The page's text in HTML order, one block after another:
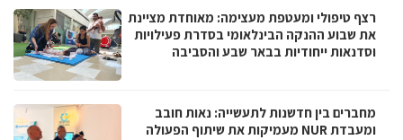
רצף טיפולי ומעטפת מעצימה: מאוחדת מציינת
את שבוע ההנקה הבינלאומי בסדרת פעילויות
וסדנאות ייחודיות בבאר שבע והסביבה
מחברים בין חדשנות לתעשייה: נאות חובב
ומעבדת NUR מעמיקות את שיתוף הפעולה